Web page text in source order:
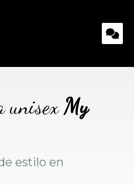
unisexMy
estilo en